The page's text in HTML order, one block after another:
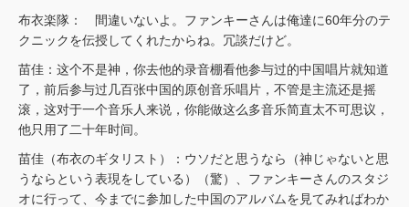
布衣楽隊： 間違いないよ。ファンキーさんは俺達に60年分のテ
クニックを伝授してくれたからね。冗談だけど。
苗佳：这个不是神，你去他的录音棚看他参与过的中国唱片就知道
了，前后参与过几百张中国的原创音乐唱片，不管是主流还是摇
滚，这对于一个音乐人来说，你能做这么多音乐简直太不可思议，
他只用了二十年时间。
苗佳（布衣のギタリスト）：ウソだと思うなら（神じゃないと思
うならという表現をしている）（驚）、ファンキーさんのスタジ
オに行って、今までに参加した中国のアルバムを見てみればわか